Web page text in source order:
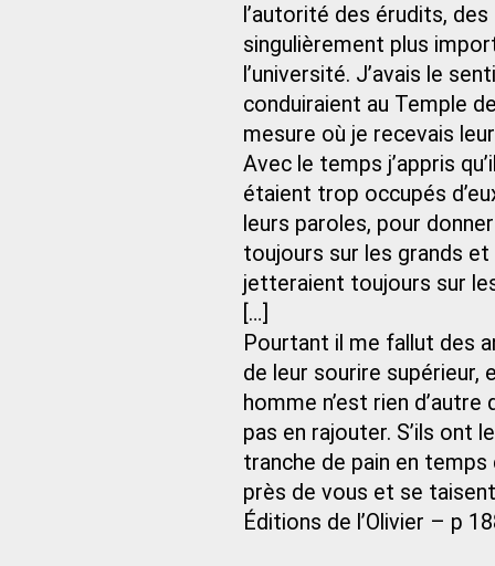
l’autorité des érudits,
singulièrement plus
l’université. J’avais le
conduiraient au Temple
mesure où je recevais
Avec le temps j’appris
étaient trop occupés
leurs paroles, pour
toujours sur les grands
jetteraient toujours sur
[…]
Pourtant il me fallut des
de leur sourire supérieur,
homme n’est rien
pas en rajouter. S’ils ont
tranche de pain en temps
près de vous et se
Éditions de l’Olivier – p